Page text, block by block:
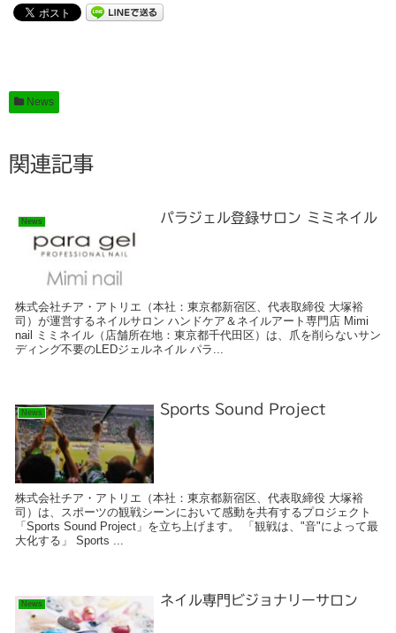
News
関連記事
News パラジェル登録サロン ミミネイル
株式会社チア・アトリエ（本社：東京都新宿区、代表取締役 大塚裕
司）が運営するネイルサロン ハンドケア＆ネイルアート専門店 Mimi
nail ミミネイル（店舗所在地：東京都千代田区）は、爪を削らないサン
ディング不要のLEDジェルネイル パラ...
News Sports Sound Project
株式会社チア・アトリエ（本社：東京都新宿区、代表取締役 大塚裕
司）は、スポーツの観戦シーンにおいて感動を共有するプロジェクト
「Sports Sound Project」を立ち上げます。 「観戦は、"音"によって最
大化する」 Sports ...
News ネイル専門ビジョナリーサロン